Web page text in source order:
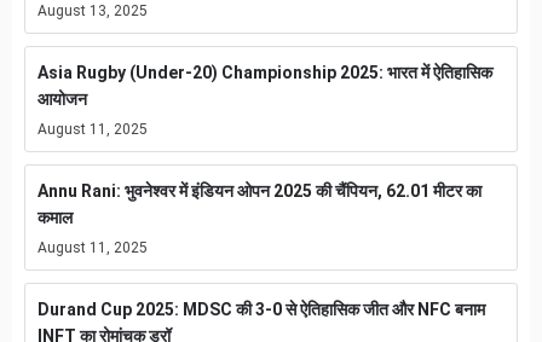
August 13, 2025
Asia Rugby (Under-20) Championship 2025: भारत में ऐतिहासिक
आयोजन
August 11, 2025
Annu Rani: भुवनेश्वर में इंडियन ओपन 2025 की चैंपियन, 62.01 मीटर का
कमाल
August 11, 2025
Durand Cup 2025: MDSC की 3-0 से ऐतिहासिक जीत और NFC बनाम
INFT का रोमांचक ड्रॉ